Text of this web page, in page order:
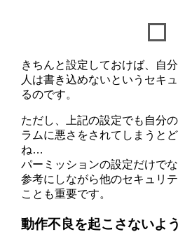
きちんと設定しておけば、自
人は書き込めないというセキ
るのです。
ただし、上記の設定でも自分
ラムに悪さをされてしまうと
ね…
パーミッションの設定だけで
参考にしながら他のセキュリ
ことも重要です。
動作不良を起こさないよ